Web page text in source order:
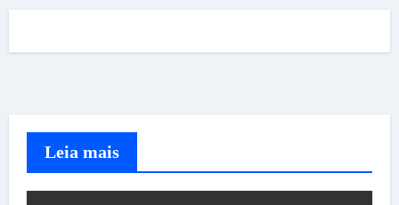
Leia mais